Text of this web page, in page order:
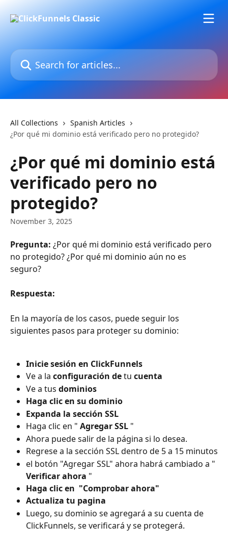
Search for articles...
All Collections
Spanish Articles
¿Por qué mi dominio está verificado pero no protegido?
¿Por qué mi dominio está
verificado pero no
protegido?
November 3, 2025
Pregunta: ¿Por qué mi dominio está verificado pero
no protegido? ¿Por qué mi dominio aún no es
seguro?
Respuesta:
En la mayoría de los casos, puede seguir los
siguientes pasos para proteger su dominio:
Inicie sesión en ClickFunnels
Ve a la configuración de tu cuenta
Ve a tus dominios
Haga clic en su dominio
Expanda la sección SSL
Haga clic en " Agregar SSL "
Ahora puede salir de la página si lo desea.
Regrese a la sección SSL dentro de 5 a 15 minutos
el botón "Agregar SSL" ahora habrá cambiado a "
Verificar ahora "
Haga clic en "Comprobar ahora"
Actualiza tu pagina
Luego, su dominio se agregará a su cuenta de
ClickFunnels, se verificará y se protegerá.